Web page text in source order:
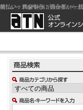
ジャズを中心に初心者から
前払い：クレジットカード（一
後払い：代金引換（現金払い・
前払い：PayPay